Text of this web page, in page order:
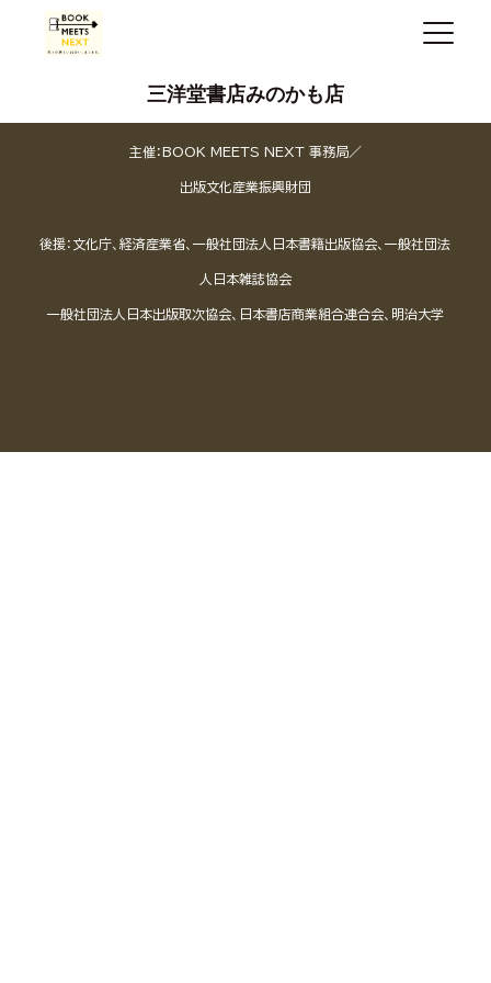
三洋堂書店みのかも店
主催：BOOK MEETS NEXT 事務局／
出版文化産業振興財団
後援：文化庁、経済産業省、一般社団法人日本書籍出版協会、一般社団法
人日本雑誌協会
一般社団法人日本出版取次協会、日本書店商業組合連合会、明治大学